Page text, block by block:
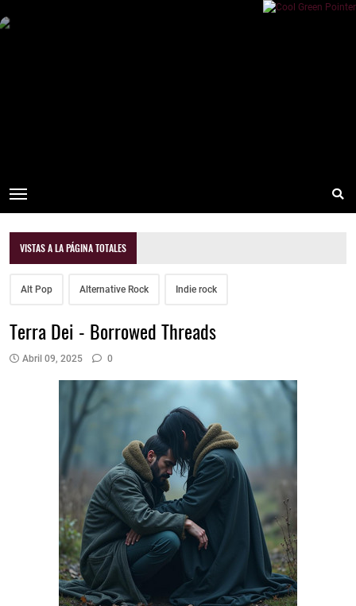
VISTAS A LA PÁGINA TOTALES
Alt Pop Alternative Rock Indie rock
Terra Dei - Borrowed Threads
Abril 09, 2025 0